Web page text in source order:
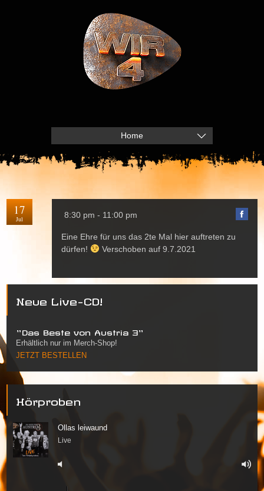
Home
17
Jul 8:30 pm - 11:00 pm
Eine Ehre für uns das 2te Mal hier auftreten zu
dürfen!
Verschoben auf 9.7.2021
Neue Live-CD!
"Das Beste von Austria 3"
Erhältlich nur im Merch-Shop!
JETZT BESTELLEN
Hörproben
Ollas leiwaund
Live